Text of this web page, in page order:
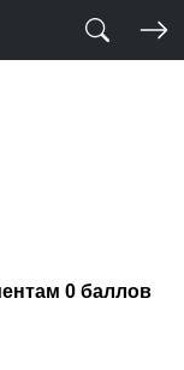
0 баллов